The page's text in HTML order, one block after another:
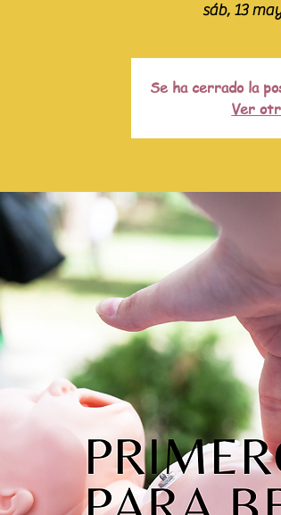
sáb, 13
Se ha cerrado la
Ver